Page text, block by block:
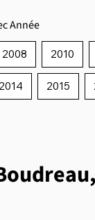
Année
2008 2010
2014 2015